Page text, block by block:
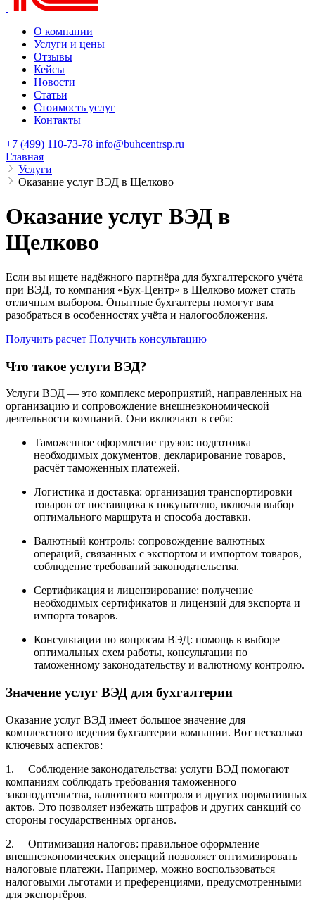
О компании
Услуги и цены
Отзывы
Кейсы
Новости
Статьи
Стоимость услуг
Контакты
+7 (499) 110-73-78 info@buhcentrsp.ru
Главная
Услуги
Оказание услуг ВЭД в Щелково
Оказание услуг ВЭД в
Щелково
Если вы ищете надёжного партнёра для бухгалтерского учёта
при ВЭД, то компания «Бух-Центр» в Щелково может стать
отличным выбором. Опытные бухгалтеры помогут вам
разобраться в особенностях учёта и налогообложения.
Получить расчет Получить консультацию
Что такое услуги ВЭД?
Услуги ВЭД — это комплекс мероприятий, направленных на
организацию и сопровождение внешнеэкономической
деятельности компаний. Они включают в себя:
Таможенное оформление грузов: подготовка
необходимых документов, декларирование товаров,
расчёт таможенных платежей.
Логистика и доставка: организация транспортировки
товаров от поставщика к покупателю, включая выбор
оптимального маршрута и способа доставки.
Валютный контроль: сопровождение валютных
операций, связанных с экспортом и импортом товаров,
соблюдение требований законодательства.
Сертификация и лицензирование: получение
необходимых сертификатов и лицензий для экспорта и
импорта товаров.
Консультации по вопросам ВЭД: помощь в выборе
оптимальных схем работы, консультации по
таможенному законодательству и валютному контролю.
Значение услуг ВЭД для бухгалтерии
Оказание услуг ВЭД имеет большое значение для
комплексного ведения бухгалтерии компании. Вот несколько
ключевых аспектов:
1. Соблюдение законодательства: услуги ВЭД помогают
компаниям соблюдать требования таможенного
законодательства, валютного контроля и других нормативных
актов. Это позволяет избежать штрафов и других санкций со
стороны государственных органов.
2. Оптимизация налогов: правильное оформление
внешнеэкономических операций позволяет оптимизировать
налоговые платежи. Например, можно воспользоваться
налоговыми льготами и преференциями, предусмотренными
для экспортёров.